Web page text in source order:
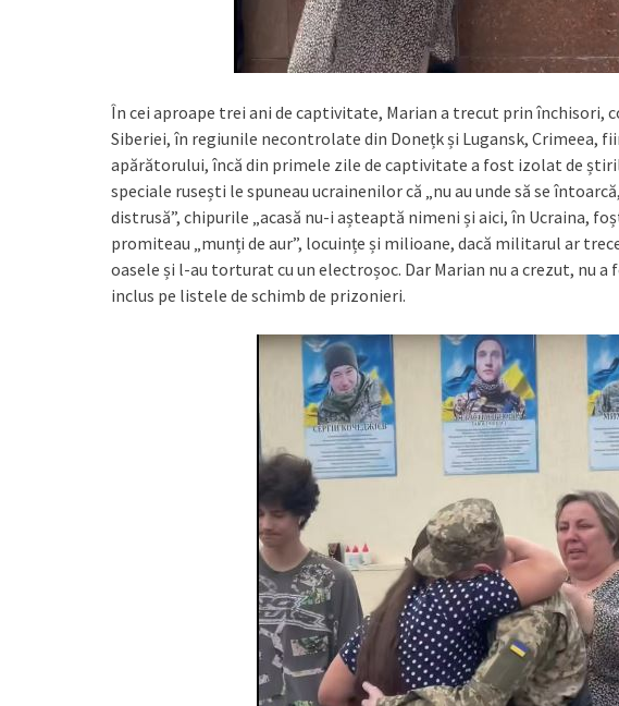
În cei aproape trei ani de captivitate, Marian a trecut prin închisori,
Siberiei, în regiunile necontrolate din Donețk și Lugansk, Crimeea,
apărătorului, încă din primele zile de captivitate a fost izolat de
speciale rusești le spuneau ucrainenilor că „nu au unde să se
distrusă”, chipurile „acasă nu-i așteaptă nimeni și aici, în Ucraina,
promiteau „munți de aur”, locuințe și milioane, dacă militarul ar
oasele și l-au torturat cu un electroșoc. Dar Marian nu a crezut, nu a
inclus pe listele de schimb de prizonieri.